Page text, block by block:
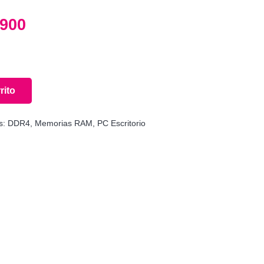
es:
DDR4, Memorias RAM, PC Escritorio